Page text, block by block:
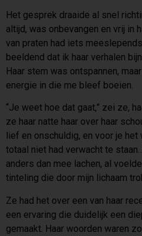
Het gesprek draaide al snel
altijd, was onbevangen en vrij in
van praten had iets
beeldend dat ik haar verhalen
Haar stem was ontspannen,
energie in die me bleef boeien.
“Je weet hoe dat gaat,” zei ze,
ze haar natte haar over haar
lief en onschuldig, en voor je
totaal niet had verwacht te
anders dan mee lachen, al
tinteling die door mijn lichaam
Ze had het over een van haar
een ervaring die duidelijk een
gemaakt. Haar woorden waren